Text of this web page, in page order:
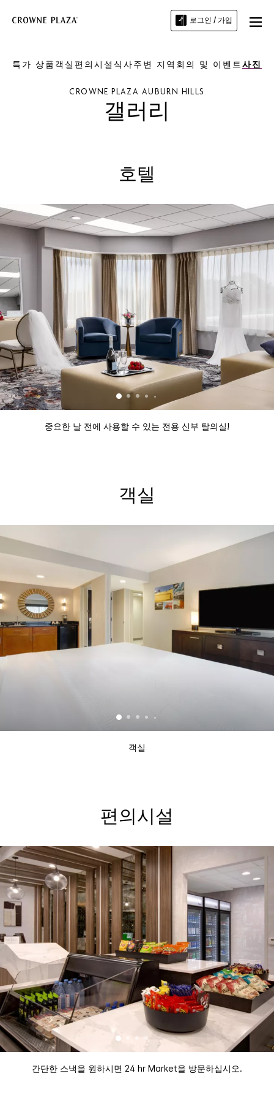
로그인 / 가입
특가 상품 객실 편의시설 식사주변 지역 회의 및 이벤트 사진
CROWNE PLAZA AUBURN HILLS
갤러리
호텔
중요한 날 전에 사용할 수 있는 전용 신부 탈의실!
객실
객실
편의시설
간단한 스낵을 원하시면 24 hr Market을 방문하십시오.